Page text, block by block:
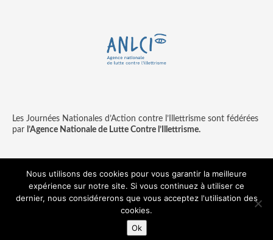
Les Journées Nationales d’Action contre l’Illettrisme sont fédérées
par l’Agence Nationale de Lutte Contre l’Illettrisme.
Contact
Mentions légales
© copyright ANLCI 2018
Nous utilisons des cookies pour vous garantir la meilleure
expérience sur notre site. Si vous continuez à utiliser ce
dernier, nous considérerons que vous acceptez l'utilisation des
cookies.
Ok